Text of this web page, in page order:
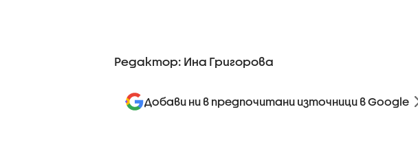
Редактор: Ина Григорова
Добави ни в предпочитани източници в Google